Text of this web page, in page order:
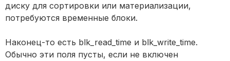
диску для сортировки или материализации,
потребуются временные блоки.
Наконец-то есть blk_read_time и blk_write_time.
Обычно эти поля пусты, если не включен